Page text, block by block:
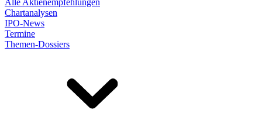
Alle Aktienempfehlungen
Chartanalysen
IPO-News
Termine
Themen-Dossiers